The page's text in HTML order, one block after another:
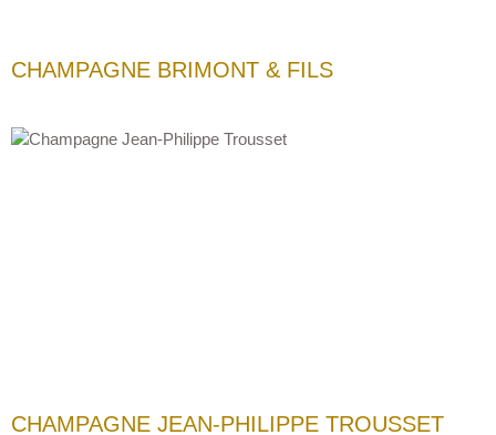
CHAMPAGNE BRIMONT & FILS
CHAMPAGNE JEAN-PHILIPPE TROUSSET